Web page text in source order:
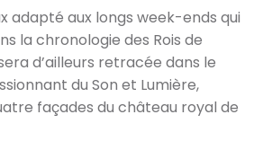
adapté aux longs week-ends qui
la chronologie des Rois de
d’ailleurs retracée dans le
du Son et Lumière,
façades du château royal de